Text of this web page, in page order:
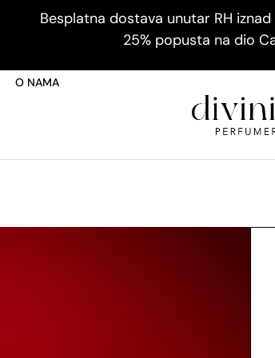
Besplatna dostava unutar RH
25% popusta na dio
O NAMA